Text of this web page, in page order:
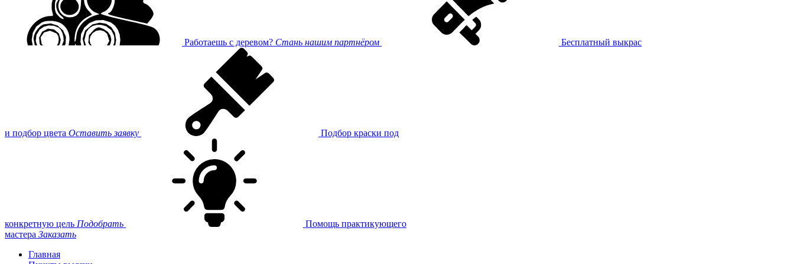
Работаешь с деревом? Стань нашим партнёром Бесплатный выкрас
и подбор цвета Оставить заявку Подбор краски под
конкретную цель Подобрать
Помощь практикующего
мастера Заказать
Главная